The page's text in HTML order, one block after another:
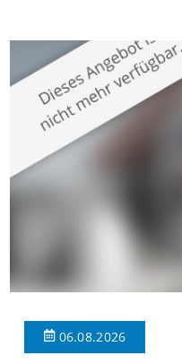
großzügige Räume und
modernen Wohnkomfort
verbindet. Der […]
06.08.2026